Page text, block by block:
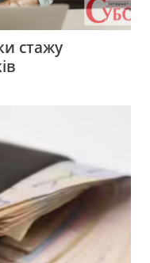
стажу